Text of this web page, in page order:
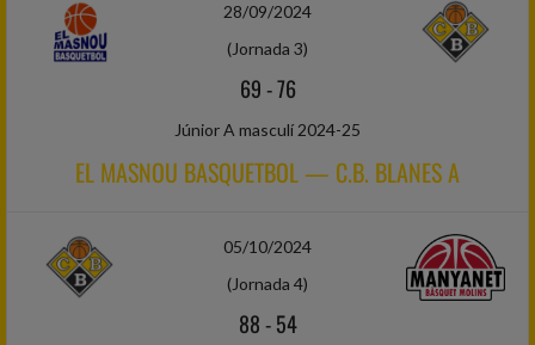
28/09/2024
(Jornada 3)
69-76
Júnior A masculí 2024-25
EL MASNOU BASQUETBOL — C.B. BLANES A
05/10/2024
(Jornada 4)
88-54